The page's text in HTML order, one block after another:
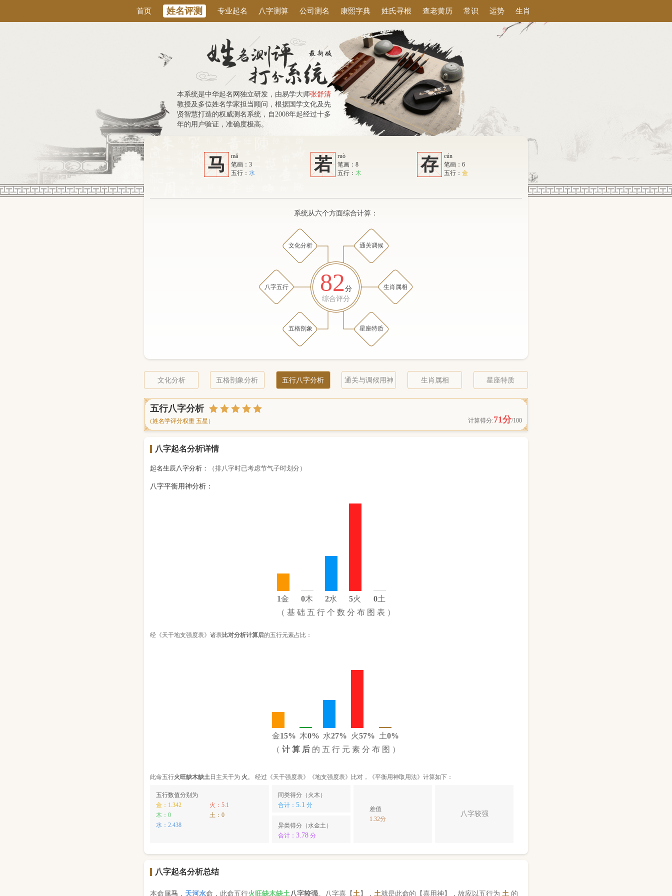
首页 姓名评测 专业起名 八字测算 公司测名 康熙字典 姓氏寻根 查老黄历 常识 运势 生肖
本系统是中华起名网独立研发，由易学大师张舒清
教授及多位姓名学家担当顾问，根据国学文化及先
贤智慧打造的权威测名系统，自2008年起经过十多
年的用户验证，准确度极高。
马
mǎ
笔画：3
五行：水 若
ruò
笔画：8
五行： 木 存
cún
笔画：6
五行： 金
系统从六个方面综合计算：
八字五行
文化分析
五格剖象
生肖属相
通关调候
星座特质
82分
综合评分
文化分析 五格剖象分析 五行八字分析 通关与调候用神 生肖属相 星座特质
五行八字分析
计算得分:71分/100
（姓名学评分权重 五星）
八字起名分析详情
起名生辰八字分析： （排八字时已考虑节气子时划分）
八字平衡用神分析：
1金 0木 2水 5火 0土
（ 基 础 五 行 个 数 分 布 图 表 ）
经《天干地支强度表》诸表比对分析计算后的五行元素占比：
金15% 木0% 水27% 火57% 土0%
（ 计 算 后 的 五 行 元 素 分 布 图 ）
此命五行火旺缺木缺土日主天干为 火。 经过《天干强度表》《地支强度表》比对，《平衡用神取用法》计算如下：
五行数值分别为
金：1.342
火：5.1
木：0
土：0
水：2.438
同类得分（火木）
合计：5.1 分
异类得分（水金土）
合计：3.78 分
八字较强
差值
1.32分
八字起名分析总结
本命属马 ， 天河水命，此命五行火旺缺木缺土八字较强。八字喜【土】，土就是此命的【喜用神】，故应以五行为土 的